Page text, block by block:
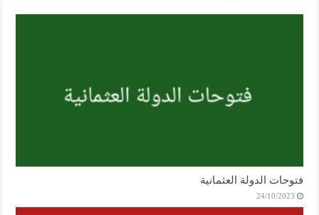
فتوحات الدولة العثمانية
24/10/2023